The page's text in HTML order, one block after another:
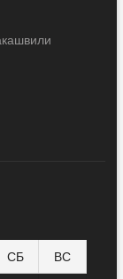
СБ ВС